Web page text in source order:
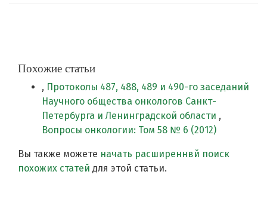
Похожие статьи
, Протоколы 487, 488, 489 и 490-го заседаний
Научного общества онкологов Санкт-
Петербурга и Ленинградской области ,
Вопросы онкологии: Том 58 № 6 (2012)
Вы также можете начать расширеннвй поиск
похожих статей для этой статьи.